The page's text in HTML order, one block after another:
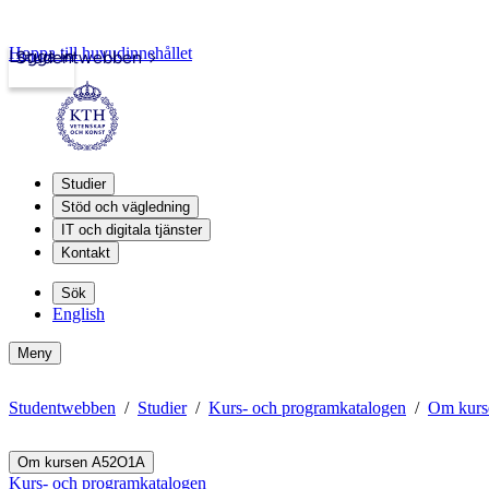
Studentwebben
Logga in
Hoppa till huvudinnehållet
Studier
Stöd och vägledning
IT och digitala tjänster
Kontakt
Sök
English
Meny
Studentwebben Studier Kurs- och programkatalogen Om
Om kursen A52O1A
Kurs- och programkatalogen